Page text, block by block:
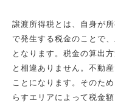
譲渡所得税とは、自身が
で発生する税金のことで
となります。税金の算出
と相違ありません。不動
ことになります。そのた
らすエリアによって税金